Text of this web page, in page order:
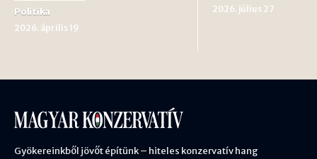
Politika
2026. április 19
2026. július 27
Gyökereinkből jövőt építünk – hiteles konzervatív hang